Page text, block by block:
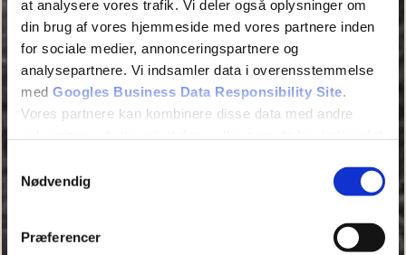
at analysere vores trafik. Vi deler også oplysninger om
din brug af vores hjemmeside med vores partnere inden
for sociale medier, annonceringspartnere og
analysepartnere. Vi indsamler data i overensstemmelse
med Googles Business Data Responsibility Site.
Vores partnere kan kombinere disse data med andre
Nødvendig
Præferencer